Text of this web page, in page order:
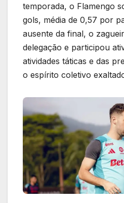
temporada, o Flamengo
gols, média de 0,57 por
ausente da final, o
delegação e participou
atividades táticas e das
o espírito coletivo